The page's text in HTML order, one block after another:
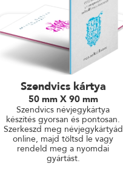
Szendvics kártya
50 mm X 90 mm
Szendvics névjegykártya
készítés gyorsan és pontosan.
Szerkeszd meg névjegykártyád
online, majd töltsd le vagy
rendeld meg a nyomdai
gyártást.